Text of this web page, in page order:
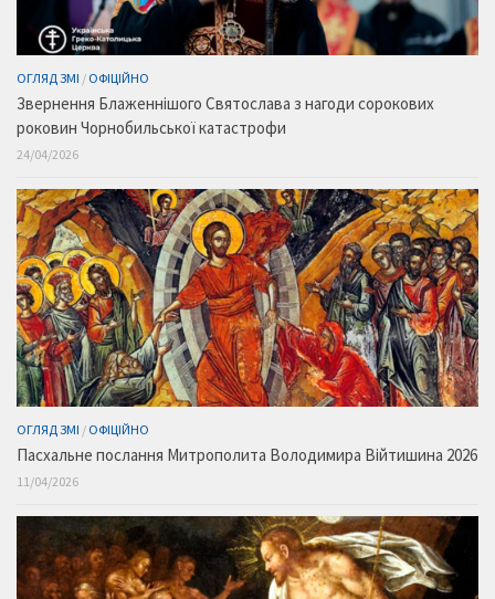
ОГЛЯД ЗМІ / ОФІЦІЙНО
Звернення Блаженнішого Святослава з нагоди сорокових
роковин Чорнобильської катастрофи
24/04/2026
ОГЛЯД ЗМІ / ОФІЦІЙНО
Пасхальне послання Митрополита Володимира Війтишина 2026
11/04/2026